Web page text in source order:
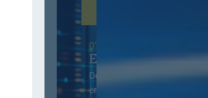
07. Oktober 2026 in Berlin
EVB-IT Thementag
Der Thementag für die
ergänzenden